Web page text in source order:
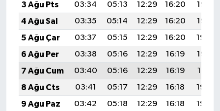
3 Ağu Pts
03:34 05:13 12:29 16:20
19:36
4 Ağu Sal
03:35 05:14 12:29 16:20
19:35
5 Ağu Çar
03:37 05:15 12:29 16:20
19:34
6 Ağu Per
03:38 05:16 12:29 16:19
19:33
7 Ağu Cum
03:40 05:16 12:29 16:19
19:31
8 Ağu Cts
03:41 05:17 12:29 16:18
19:30
9 Ağu Paz
03:42 05:18 12:29 16:18
19:29